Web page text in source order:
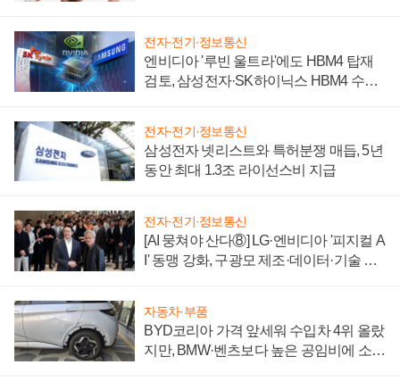
전자·전기·정보통신
엔비디아 '루빈 울트라'에도 HBM4 탑재
검토, 삼성전자·SK하이닉스 HBM4 수율
전자·전기·정보통신
삼성전자 넷리스트와 특허분쟁 매듭, 5년
동안 최대 1.3조 라이선스비 지급
전자·전기·정보통신
[AI 뭉쳐야 산다⑧] LG·엔비디아 '피지컬 A
I' 동맹 강화, 구광모 제조·데이터·기술 결
자동차·부품
BYD코리아 가격 앞세워 수입차 4위 올랐
지만, BMW·벤츠보다 높은 공임비에 소비